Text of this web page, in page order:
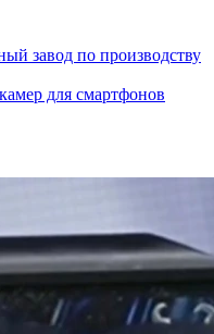
завод по производству
для смартфонов